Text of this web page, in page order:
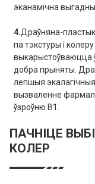
эканамічна
4.Драўняна-
па тэкстуры і
выкарыстоўваюцца ў
добра прыняты.
лепшыя
вызваленне
ўзроўню B1.
ПАЧНІЦЕ
КОЛЕР